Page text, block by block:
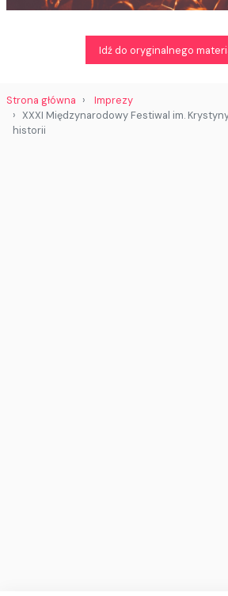
Idź do oryginalnego
Strona główna
Imprezy
XXXI Międzynarodowy Festiwal im.
historii